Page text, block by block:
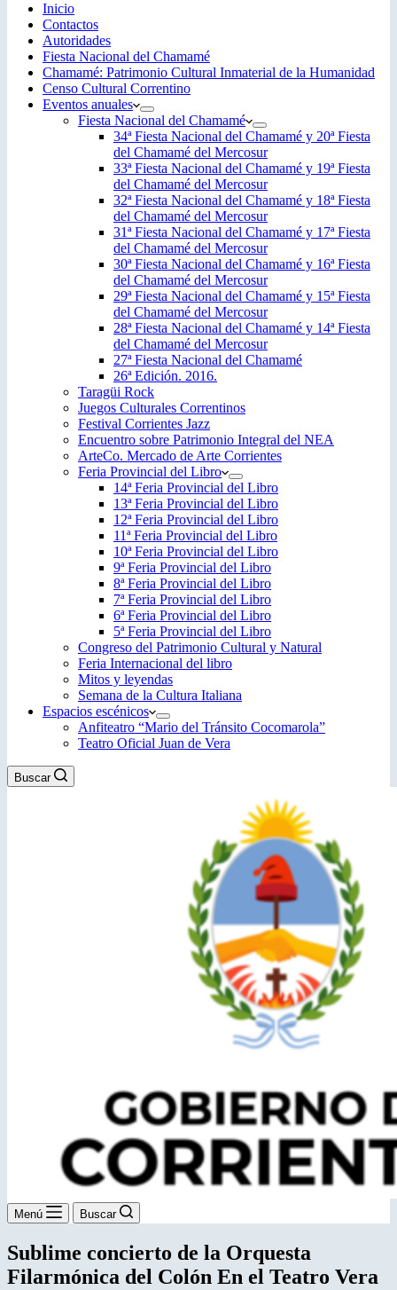
Inicio
Contactos
Autoridades
Fiesta Nacional del Chamamé
Chamamé: Patrimonio Cultural Inmaterial de la Humanidad
Censo Cultural Correntino
Eventos anuales
Fiesta Nacional del Chamamé
34ª Fiesta Nacional del Chamamé y 20ª Fiesta
del Chamamé del Mercosur
33ª Fiesta Nacional del Chamamé y 19ª Fiesta
del Chamamé del Mercosur
32ª Fiesta Nacional del Chamamé y 18ª Fiesta
del Chamamé del Mercosur
31ª Fiesta Nacional del Chamamé y 17ª Fiesta
del Chamamé del Mercosur
30ª Fiesta Nacional del Chamamé y 16ª Fiesta
del Chamamé del Mercosur
29ª Fiesta Nacional del Chamamé y 15ª Fiesta
del Chamamé del Mercosur
28ª Fiesta Nacional del Chamamé y 14ª Fiesta
del Chamamé del Mercosur
27ª Fiesta Nacional del Chamamé
26ª Edición. 2016.
Taragüi Rock
Juegos Culturales Correntinos
Festival Corrientes Jazz
Encuentro sobre Patrimonio Integral del NEA
ArteCo. Mercado de Arte Corrientes
Feria Provincial del Libro
14ª Feria Provincial del Libro
13ª Feria Provincial del Libro
12ª Feria Provincial del Libro
11ª Feria Provincial del Libro
10ª Feria Provincial del Libro
9ª Feria Provincial del Libro
8ª Feria Provincial del Libro
7ª Feria Provincial del Libro
6ª Feria Provincial del Libro
5ª Feria Provincial del Libro
Congreso del Patrimonio Cultural y Natural
Feria Internacional del libro
Mitos y leyendas
Semana de la Cultura Italiana
Espacios escénicos
Anfiteatro “Mario del Tránsito Cocomarola”
Teatro Oficial Juan de Vera
Buscar
Menú Buscar
Sublime concierto de la Orquesta
Filarmónica del Colón En el Teatro Vera